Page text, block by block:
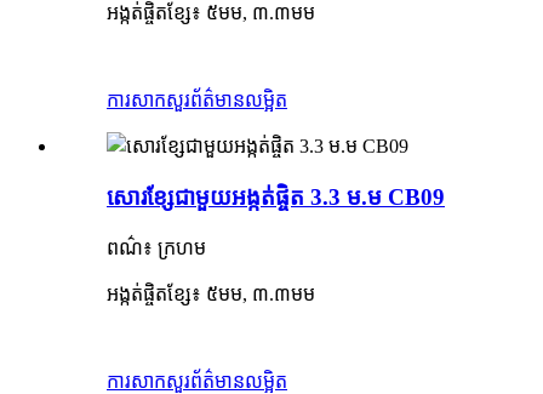
អង្កត់ផ្ចិតខ្សែ៖ ៥មម, ៣.៣មម
ការសាកសួរព័ត៌មានលម្អិត
សោរខ្សែជាមួយអង្កត់ផ្ចិត 3.3 ម.ម CB09
ពណ៌៖ ក្រហម
អង្កត់ផ្ចិតខ្សែ៖ ៥មម, ៣.៣មម
ការសាកសួរព័ត៌មានលម្អិត